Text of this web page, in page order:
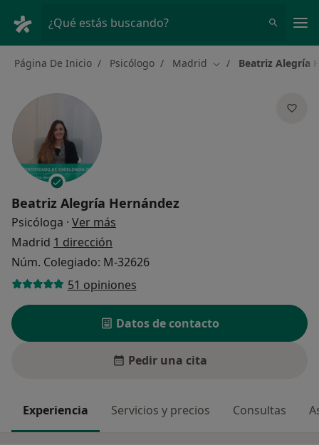
¿Qué estás buscando?
Página De Inicio Psicólogo Madrid Cambiar de ciudad
Beatriz Alegría
Beatriz Alegría Hernández
Psicóloga · Ver más
Madrid 1 dirección
Núm. Colegiado: M-32626
51 opiniones
Datos de contacto
Pedir una cita
Experiencia Servicios y precios Consultas